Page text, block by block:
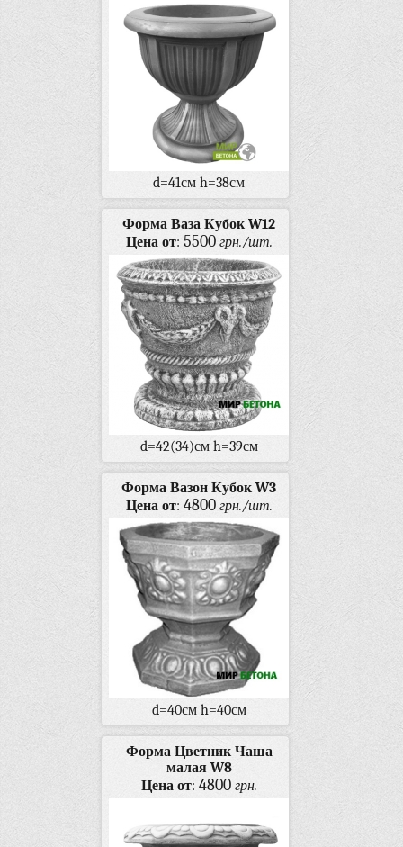
d=41см h=38см
Форма Ваза Кубок W12
Цена от: 5500 грн./шт.
d=42(34)см h=39см
Форма Вазон Кубок W3
Цена от: 4800 грн./шт.
d=40см h=40см
Форма Цветник Чаша
малая W8
Цена от: 4800 грн.